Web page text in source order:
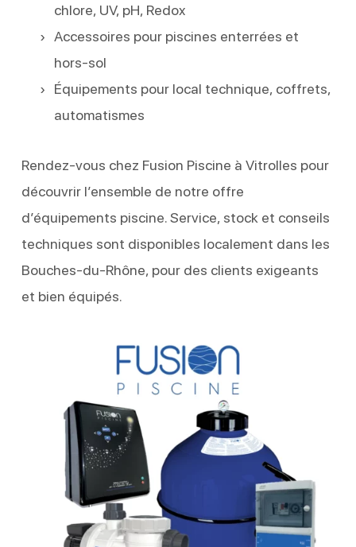
chlore, UV, pH, Redox
Accessoires pour piscines enterrées et
hors-sol
Équipements pour local technique, coffrets,
automatismes
Rendez-vous chez Fusion Piscine à Vitrolles pour
découvrir l’ensemble de notre offre
d’équipements piscine. Service, stock et conseils
techniques sont disponibles localement dans les
Bouches-du-Rhône, pour des clients exigeants
et bien équipés.